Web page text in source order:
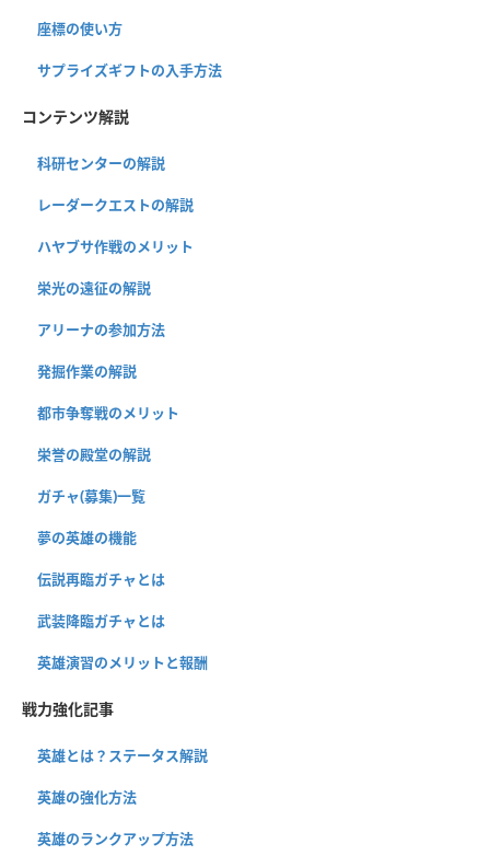
座標の使い方
サプライズギフトの入手方法
コンテンツ解説
科研センターの解説
レーダークエストの解説
ハヤブサ作戦のメリット
栄光の遠征の解説
アリーナの参加方法
発掘作業の解説
都市争奪戦のメリット
栄誉の殿堂の解説
ガチャ(募集)一覧
夢の英雄の機能
伝説再臨ガチャとは
武装降臨ガチャとは
英雄演習のメリットと報酬
戦力強化記事
英雄とは？ステータス解説
英雄の強化方法
英雄のランクアップ方法